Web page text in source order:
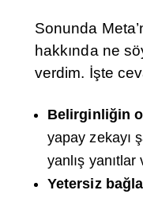
Sonunda
hakkında ne
verdim. İşte
Belirginliğin
yapay zekayı
yanlış
Yetersiz